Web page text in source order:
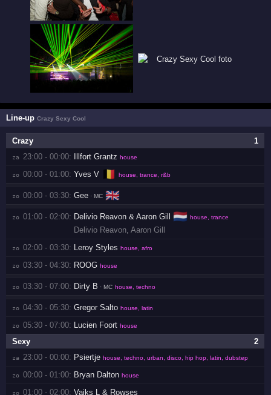
Line-upCrazy Sexy Cool
1
Crazy
za 23:00 - 00:00: Illfort Grantz house
zo 00:00 - 01:00: Yves V 🇧🇪 house, trance, r&b
zo 00:00 - 03:30: Gee · MC 🇬🇧
zo 01:00 - 02:00: Delivio Reavon & Aaron Gill 🇳🇱 house, trance
Delivio Reavon ,Aaron Gill
zo 02:00 - 03:30: Leroy Styles house, afro
zo 03:30 - 04:30: ROOG house
zo 03:30 - 07:00: Dirty B · MC house, techno
zo 04:30 - 05:30: Gregor Salto house, latin
zo 05:30 - 07:00: Lucien Foort house
2
Sexy
za 23:00 - 00:00: Psiertje house, techno, urban, disco, hip hop, latin, dubstep
zo 00:00 - 01:00: Bryan Dalton house
zo 01:00 - 02:00: Vaiks L & Rowses